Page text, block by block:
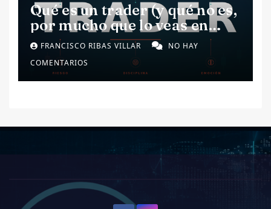
Qué es un trader (y qué no es,
por mucho que lo veas en
redes)
FRANCISCO RIBAS VILLAR
NO HAY
COMENTARIOS